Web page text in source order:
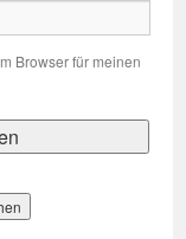
Browser für meinen